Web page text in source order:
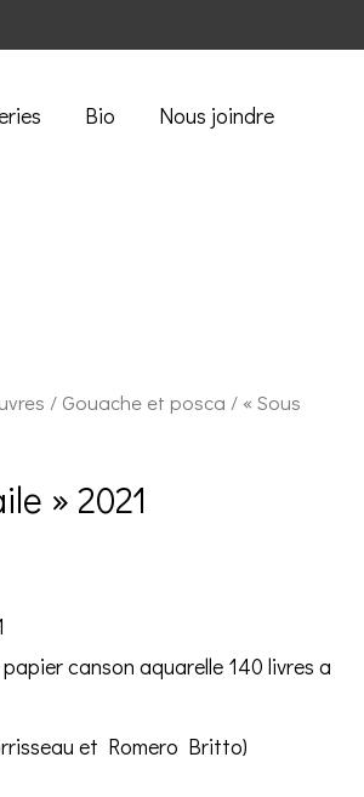
Bio Nous joindre
/ Gouache et posca / « Sous
» 2021
canson aquarelle 140 livres a
et Romero Britto)